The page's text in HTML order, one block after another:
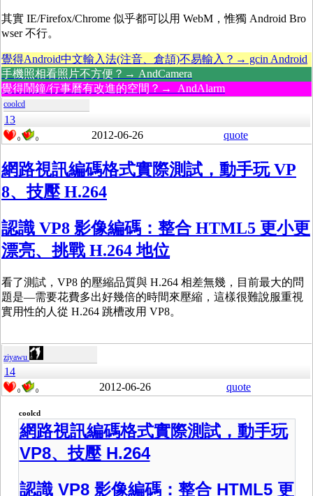
其實 IE/Firefox/Chrome 似乎都可以用 WebM，惟獨 Android Bro
wser 不行。
覺得Android中文輸入法(注音、倉頡)不易輸入？→ gcin Android
手機照相看照片不方便？→ AndCamera
覺得鬧鐘/行事曆有改進的空間？→ AndAlarm
coolcd
13
0 0 2012-06-26 quote
網路視訊編碼格式實際測試，動手玩 VP
8、技壓 H.264
認識 VP8 影像編碼：整合 HTML5 更小更
漂亮、挑戰 H.264 地位
看了測試，VP8 的壓縮品質與 H.264 相差無幾，目前最大的問
題是—需要花費多出好幾倍的時間來壓縮，這樣很難說服重視
實用性的人從 H.264 跳槽改用 VP8。
ziyawu
14
0 0 2012-06-26 quote
coolcd
網路視訊編碼格式實際測試，動手玩
VP8、技壓 H.264
認識 VP8 影像編碼：整合 HTML5 更